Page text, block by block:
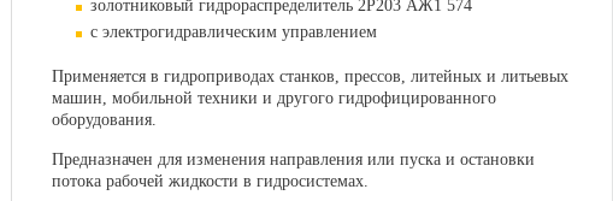
золотниковый гидрораспределитель 2Р203 АЖ1 574
с электрогидравлическим управлением
Применяется в гидроприводах станков, прессов, литейных и литьевых
машин, мобильной техники и другого гидрофицированного
оборудования.
Предназначен для изменения направления или пуска и остановки
потока рабочей жидкости в гидросистемах.